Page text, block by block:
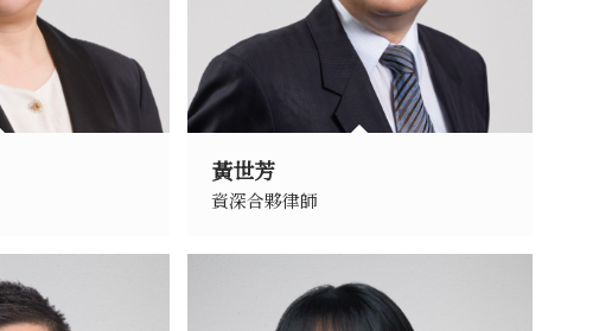
黃世芳
資深合夥律師